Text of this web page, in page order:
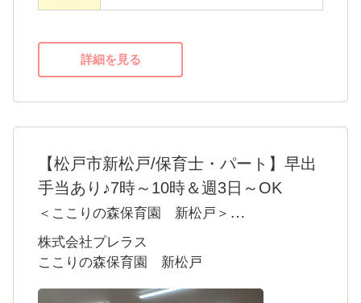
詳細を見る
【松戸市新松戸/保育士・パート】早出
手当あり♪7時～10時＆週3日～OK
＜ここりの森保育園 新松戸＞
当園は松戸市にある小規模認可保育園です。
一人ひとりの子どもたちの個性や感情を尊重
し、子どもたちが自由に自分らしさを表現で
株式会社プレラス
ここりの森保育園 新松戸